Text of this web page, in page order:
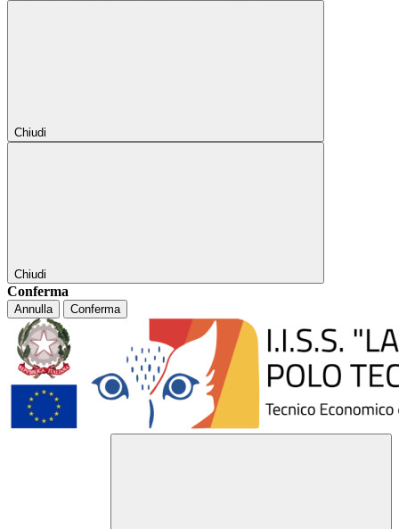
Chiudi
Chiudi
Conferma
Annulla Conferma